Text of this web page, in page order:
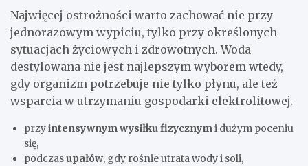
Najwięcej ostrożności warto zachować nie przy
jednorazowym wypiciu, tylko przy określonych
sytuacjach życiowych i zdrowotnych. Woda
destylowana nie jest najlepszym wyborem wtedy,
gdy organizm potrzebuje nie tylko płynu, ale też
wsparcia w utrzymaniu gospodarki elektrolitowej.
przyintensywnym wysiłku fizycznymi dużym poceniu
się,
podczasupałów, gdy rośnie utrata wody i soli,